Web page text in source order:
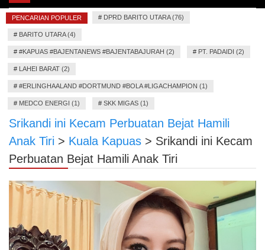
navigation
PENCARIAN POPULER # DPRD BARITO UTARA (76)
# BARITO UTARA (4)
# #KAPUAS #BAJENTANEWS #BAJENTABAJURAH (2) # PT. PADAIDI (2)
# LAHEI BARAT (2)
# #ERLINGHAALAND #DORTMUND #BOLA #LIGACHAMPION (1)
# MEDCO ENERGI (1) # SKK MIGAS (1)
Srikandi ini Kecam Perbuatan Bejat Hamili
Anak Tiri > Kuala Kapuas > Srikandi ini Kecam
Perbuatan Bejat Hamili Anak Tiri